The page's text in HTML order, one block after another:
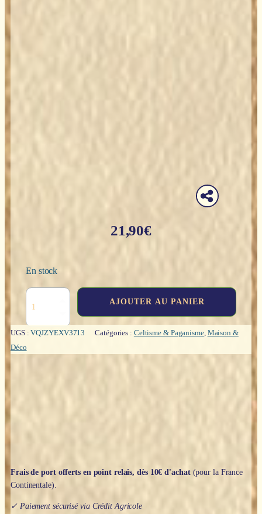
21,90€
En stock
(poudre
AJOUTER AU PANIER
UGS :VQJZYEXV3713 Catégories : Celtisme & Paganisme, Maison &
Déco
Frais de port offerts en point relais, dès 10€ d'achat(pour la France
Continentale).
✓ Paiement sécurisé via Crédit Agricole